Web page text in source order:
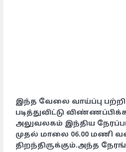
இந்த வேலை வாய்ப்பு பற்றி
படித்துவிட்டு
அலுவலகம் இந்திய
முதல் மாலை 06.00 மணி
திறந்திருக்கும்.அந்த